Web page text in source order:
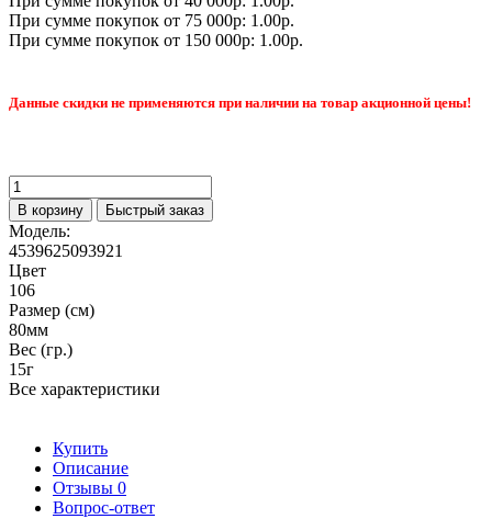
При сумме покупок от 75 000р: 1.00р.
При сумме покупок от 150 000р: 1.00р.
Данные скидки не применяются при наличии на товар акционной цены!
В корзину Быстрый заказ
Модель:
4539625093921
Цвет
106
Размер (см)
80мм
Вес (гр.)
15г
Все характеристики
Купить
Описание
Отзывы 0
Вопрос-ответ